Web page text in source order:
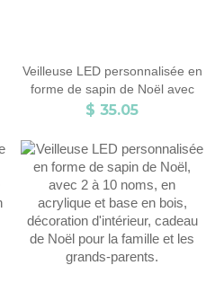
Veilleuse LED personnalisée en
forme de sapin de Noël avec
noms, en acrylique, avec base
cadeau de Noël pour famille et
enfants.
$ 35.05